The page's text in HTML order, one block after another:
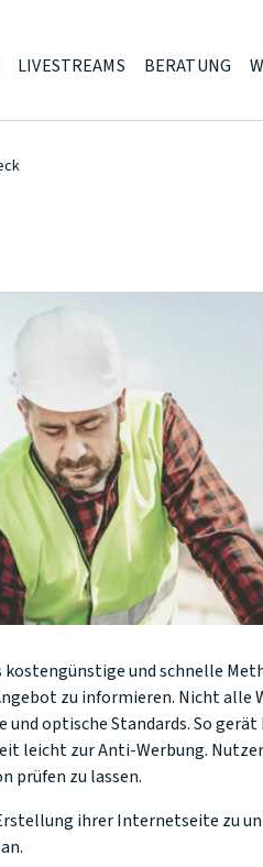
LIVESTREAMS BERATUNG
und schnelle
zu informieren. Nicht alle
und optische Standards. So
leicht zur Anti-Werbung.
prüfen zu lassen.
ihrer Internetseite zu